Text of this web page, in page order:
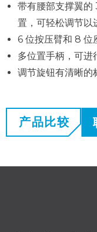
带有腰部支撑翼的
置，可轻松调节以
6 位按压臂和 8 位
多位置手柄，可进
调节旋钮有清晰的
产品比较